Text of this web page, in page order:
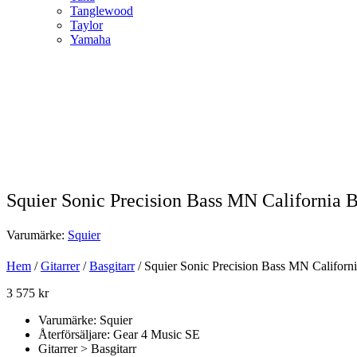
Tanglewood
Taylor
Yamaha
Squier Sonic Precision Bass MN California
Varumärke: Squier
Hem /Gitarrer/Basgitarr/ Squier Sonic Precision Bass MN
3 575 kr
Varumärke: Squier
Återförsäljare: Gear 4 Music SE
Gitarrer > Basgitarr